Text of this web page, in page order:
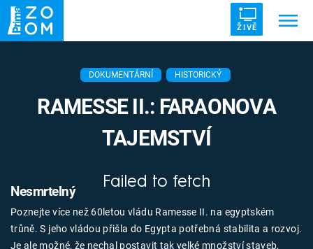
ŽIVĚ
ZRÁDCI UFO DRUHÁ SVĚTOVÁ VÁLKA
ZÁHADY VETŘELCI DÁVNOVĚKU
Témata
Témata
DOKUMENTÁRNÍ HISTORICKÝ
RAMESSE II.: FARAONOVA
TAJEMSTVÍ
Failed to fetch
Poznejte více než 60letou vládu Ramesse II. na egyptském
trůně. S jeho vládou přišla do Egypta potřebná stabilita a rozvoj.
Je ale možné, že nechal postavit tak velké množství staveb,
Nesmrtelný